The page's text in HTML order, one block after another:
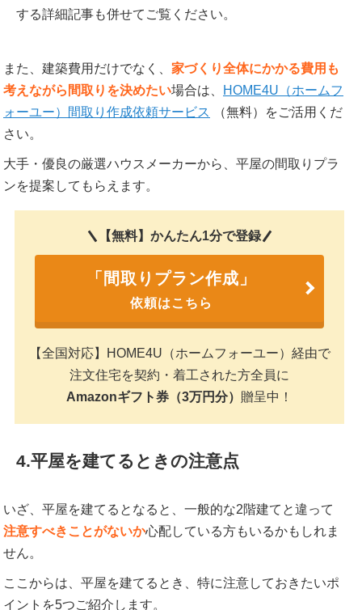
する詳細記事も併せてご覧ください。
また、建築費用だけでなく、 家づくり全体にかかる費用も
考えながら間取りを決めたい場合は、
HOME4U（ホームフ
ォーユー）間取り作成依頼サービス
（無料）をご活用くだ
さい。
大手・優良の厳選ハウスメーカーから、平屋の間取りプラ
ンを提案してもらえます。
【無料】かんたん1分で登録
「間取りプラン作成」
依頼はこちら
【全国対応】HOME4U（ホームフォーユー）経由で
注文住宅を契約・着工された方全員に
Amazonギフト券（3万円分） 贈呈中！
4.平屋を建てるときの注意点
いざ、平屋を建てるとなると、一般的な2階建てと違って
注意すべきことがないか心配している方もいるかもしれま
せん。
ここからは、平屋を建てるとき、特に注意しておきたいポ
イントを5つご紹介します。